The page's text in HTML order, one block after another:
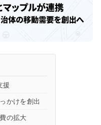
援
かけを創出
の拡大